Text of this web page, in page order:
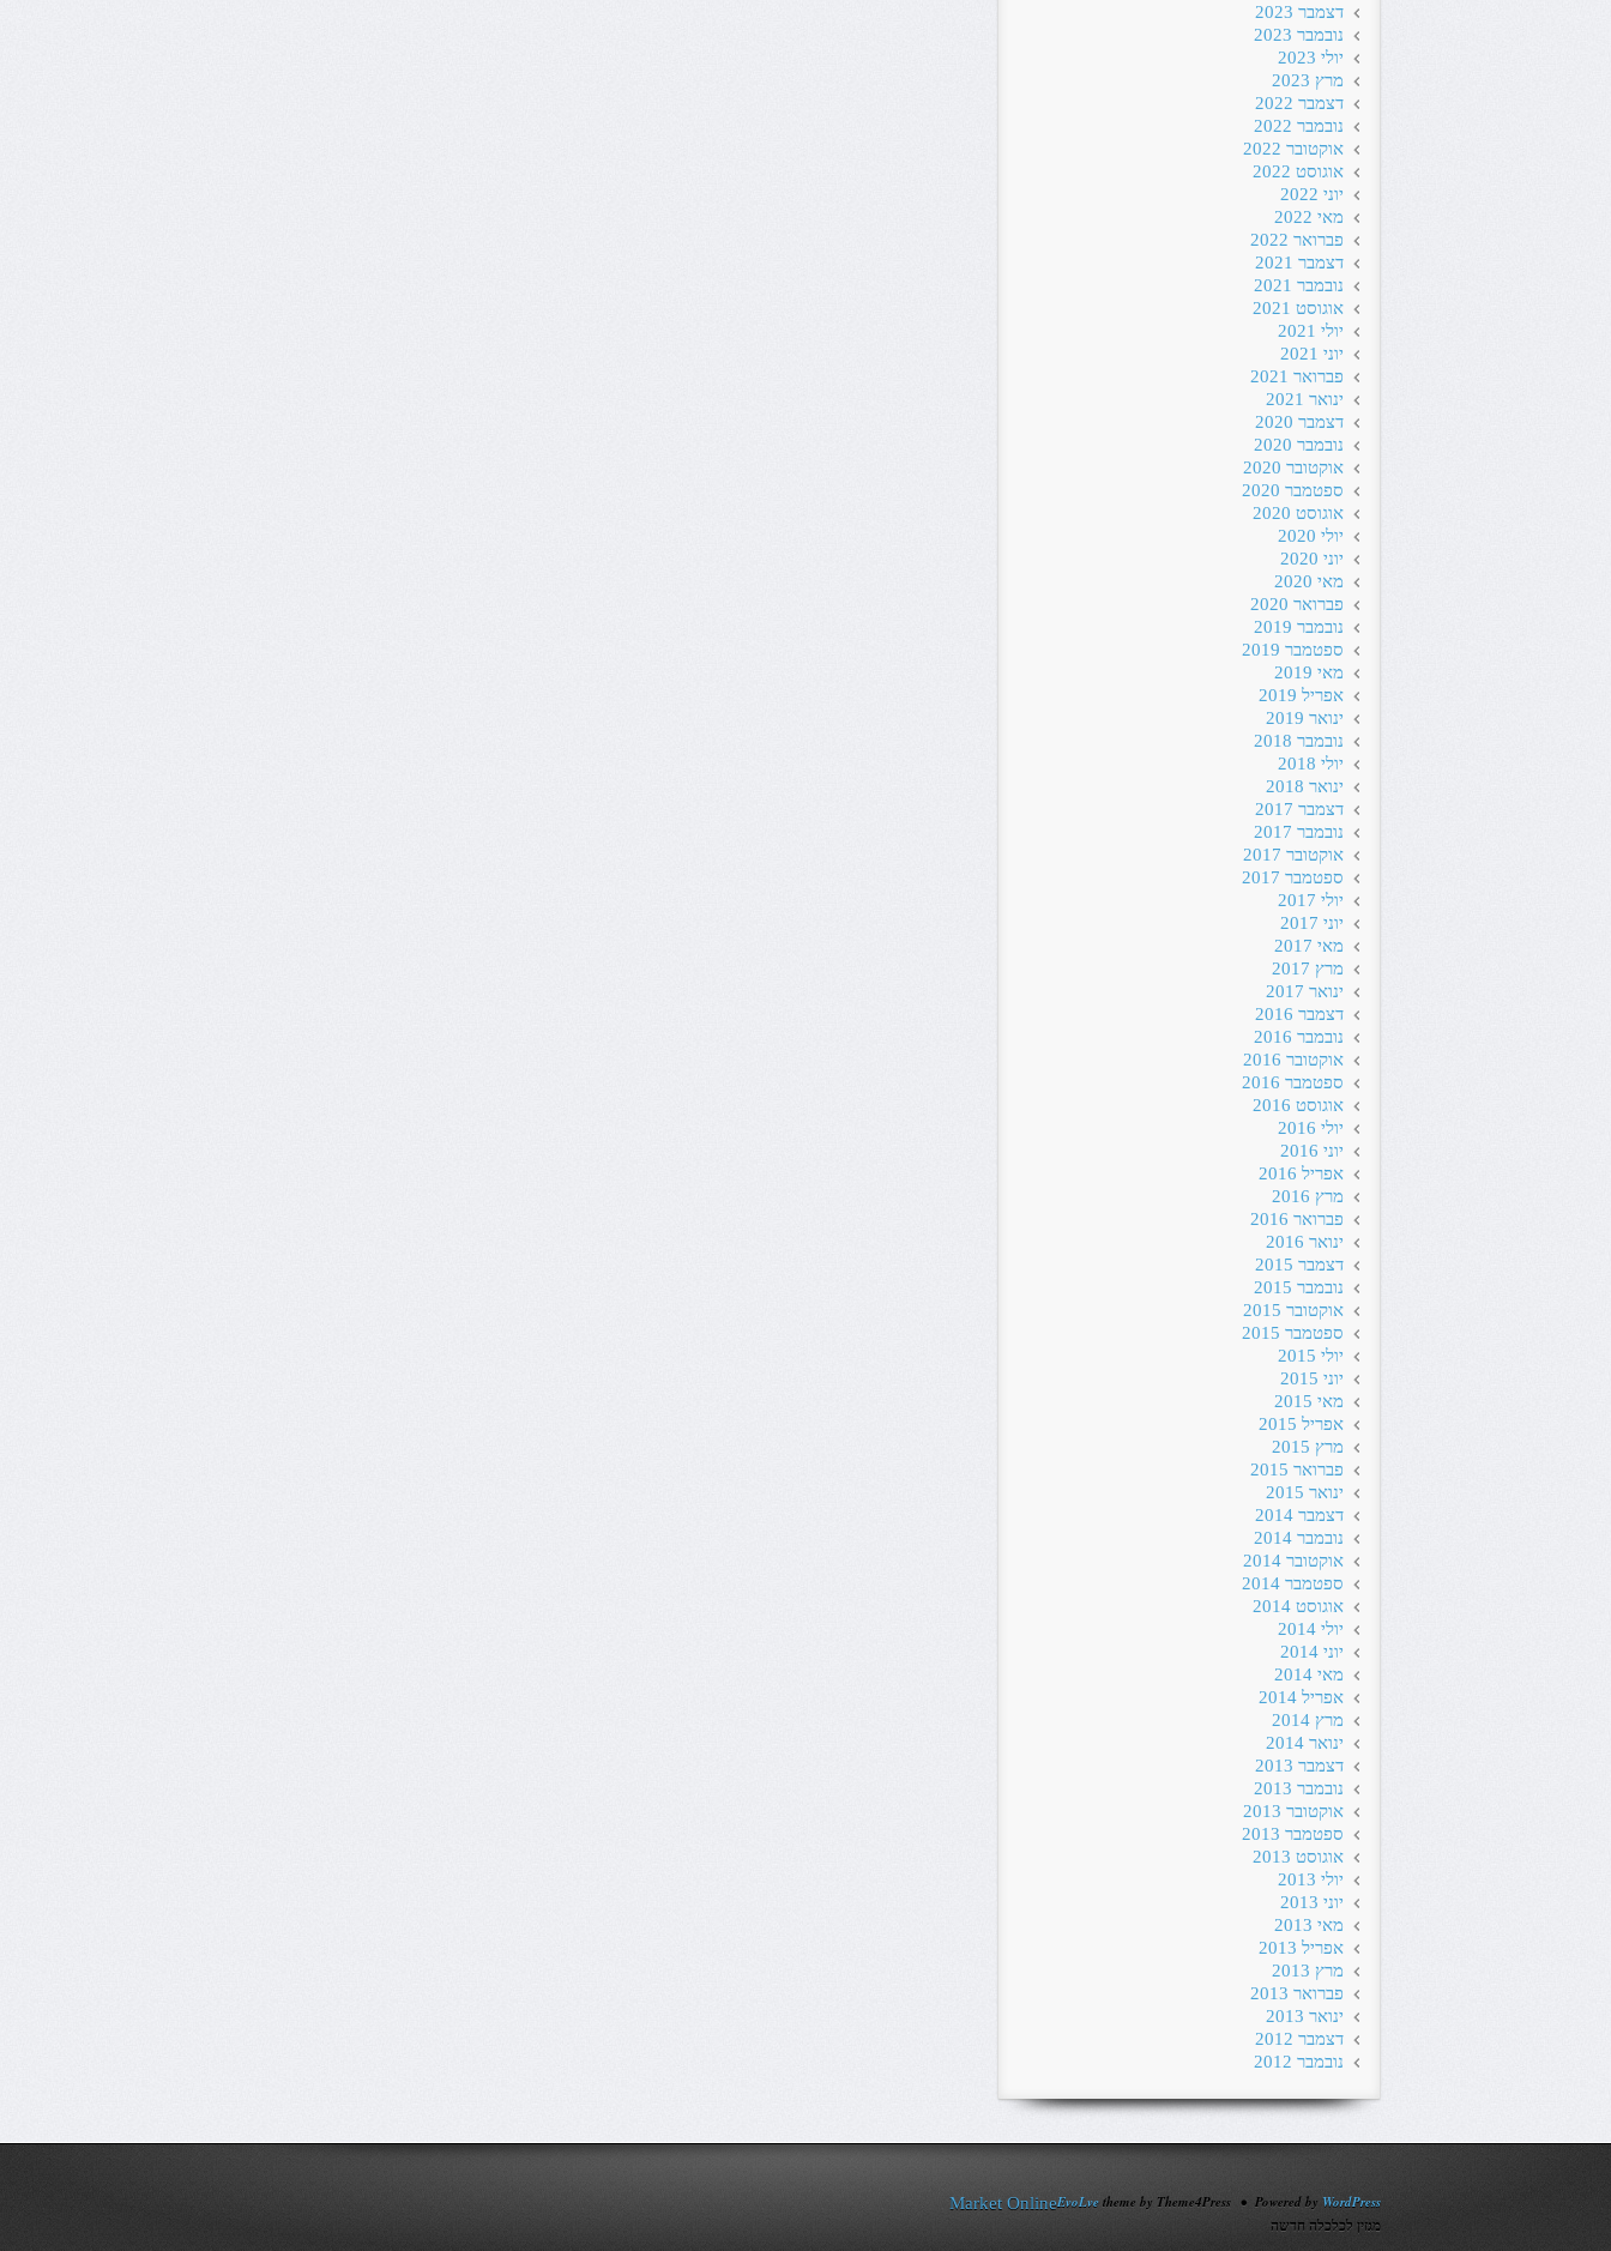
דצמבר 2023
נובמבר 2023
יולי 2023
מרץ 2023
דצמבר 2022
נובמבר 2022
אוקטובר 2022
אוגוסט 2022
יוני 2022
מאי 2022
פברואר 2022
דצמבר 2021
נובמבר 2021
אוגוסט 2021
יולי 2021
יוני 2021
פברואר 2021
ינואר 2021
דצמבר 2020
נובמבר 2020
אוקטובר 2020
ספטמבר 2020
אוגוסט 2020
יולי 2020
יוני 2020
מאי 2020
פברואר 2020
נובמבר 2019
ספטמבר 2019
מאי 2019
אפריל 2019
ינואר 2019
נובמבר 2018
יולי 2018
ינואר 2018
דצמבר 2017
נובמבר 2017
אוקטובר 2017
ספטמבר 2017
יולי 2017
יוני 2017
מאי 2017
מרץ 2017
ינואר 2017
דצמבר 2016
נובמבר 2016
אוקטובר 2016
ספטמבר 2016
אוגוסט 2016
יולי 2016
יוני 2016
אפריל 2016
מרץ 2016
פברואר 2016
ינואר 2016
דצמבר 2015
נובמבר 2015
אוקטובר 2015
ספטמבר 2015
יולי 2015
יוני 2015
מאי 2015
אפריל 2015
מרץ 2015
פברואר 2015
ינואר 2015
דצמבר 2014
נובמבר 2014
אוקטובר 2014
ספטמבר 2014
אוגוסט 2014
יולי 2014
יוני 2014
מאי 2014
אפריל 2014
מרץ 2014
ינואר 2014
דצמבר 2013
נובמבר 2013
אוקטובר 2013
ספטמבר 2013
אוגוסט 2013
יולי 2013
יוני 2013
מאי 2013
אפריל 2013
מרץ 2013
פברואר 2013
ינואר 2013
דצמבר 2012
נובמבר 2012
EvoLvetheme by Theme4Press • Powered by WordPress
Market Online
מגזין לכלכלה חדשה